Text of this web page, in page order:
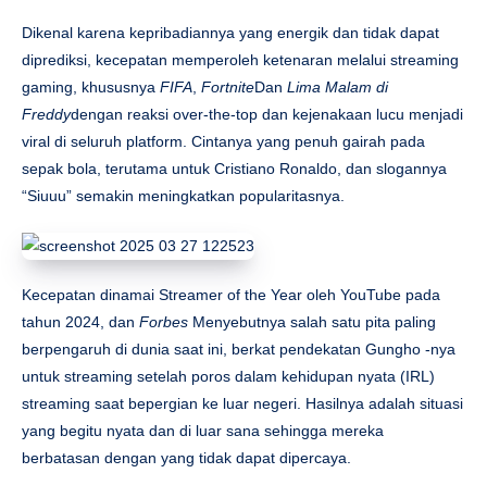
Dikenal karena kepribadiannya yang energik dan tidak dapat
diprediksi, kecepatan memperoleh ketenaran melalui streaming
gaming, khususnya FIFA FortniteDan Lima Malam di
Freddydengan reaksi over-the-top dan kejenakaan lucu menjadi
viral di seluruh platform. Cintanya yang penuh gairah pada
sepak bola, terutama untuk Cristiano Ronaldo, dan slogannya
“Siuuu” semakin meningkatkan popularitasnya.
Kecepatan dinamai Streamer of the Year oleh YouTube pada
tahun 2024, dan Forbes Menyebutnya salah satu pita paling
berpengaruh di dunia saat ini, berkat pendekatan Gungho -nya
untuk streaming setelah poros dalam kehidupan nyata (IRL)
streaming saat bepergian ke luar negeri. Hasilnya adalah situasi
yang begitu nyata dan di luar sana sehingga mereka
berbatasan dengan yang tidak dapat dipercaya.